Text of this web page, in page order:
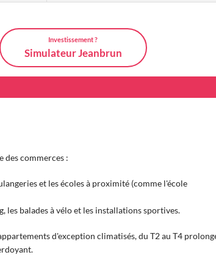
Investissement ?
Simulateur Jeanbrun
commerces :
et les écoles à proximité (comme l'école
les balades à vélo et les installations sportives.
d'exception climatisés, du T2 au T4